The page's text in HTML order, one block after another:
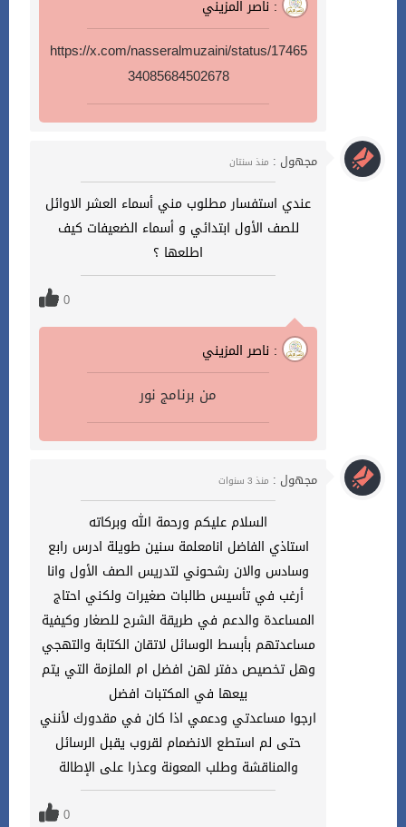
ناصر المزيني :
https://x.com/nasseralmuzaini/status/17465
34085684502678
مجهول : منذ سنتان
عندي استفسار مطلوب مني أسماء العشر الاوائل
للصف الأول ابتدائي و أسماء الضعيفات كيف
اطلعها ؟
0
ناصر المزيني :
من برنامج نور
مجهول : منذ 3 سنوات
السلام عليكم ورحمة الله وبركاته
استاذي الفاضل انامعلمة سنين طويلة ادرس رابع
وسادس والان رشحوني لتدريس الصف الأول وانا
أرغب في تأسيس طالبات صغيرات ولكني احتاج
المساعدة والدعم في طريقة الشرح للصغار وكيفية
مساعدتهم بأبسط الوسائل لاتقان الكتابة والتهجي
وهل تخصيص دفتر لهن افضل ام الملزمة التي يتم
بيعها في المكتبات افضل
ارجوا مساعدتي ودعمي اذا كان في مقدورك لأنني
حتى لم استطع الانضمام لقروب يقبل الرسائل
والمناقشة وطلب المعونة وعذرا على الإطالة
0